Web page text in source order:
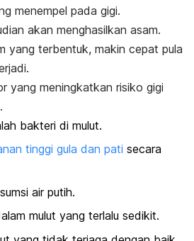
menempel pada gigi.
akan menghasilkan asam.
yang terbentuk, makin cepat pula
yang meningkatkan risiko gigi
bakteri di mulut.
tinggi gula dan pati secara
air putih.
mulut yang terlalu sedikit.